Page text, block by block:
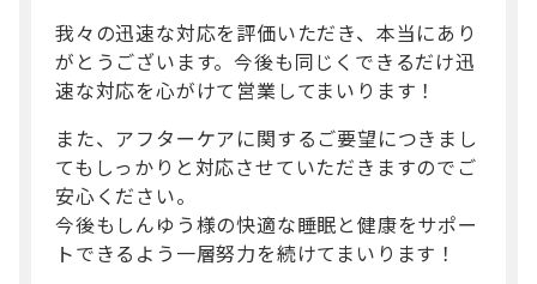
我々の迅速な対応を評価いただき、本当にあり
がとうございます。今後も同じくできるだけ迅
速な対応を心がけて営業してまいります！
また、アフターケアに関するご要望につきまし
てもしっかりと対応させていただきますのでご
安心ください。
今後もしんゆう様の快適な睡眠と健康をサポー
トできるよう一層努力を続けてまいります！